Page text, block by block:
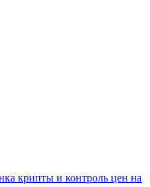
крипты и контроль цен на